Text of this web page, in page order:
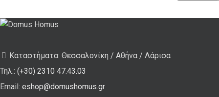
Καταστήματα: Θεσσαλονίκη / Αθήνα / Λάρισα
Τηλ.: (+30) 2310 47.43.03
Email: eshop@domushomus.gr